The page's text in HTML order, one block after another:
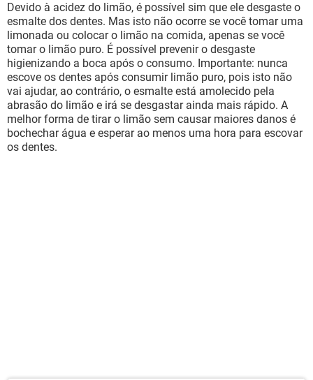
Devido à acidez do limão, é possível sim que ele desgaste o
esmalte dos dentes. Mas isto não ocorre se você tomar uma
limonada ou colocar o limão na comida, apenas se você
tomar o limão puro. É possível prevenir o desgaste
higienizando a boca após o consumo. Importante: nunca
escove os dentes após consumir limão puro, pois isto não
vai ajudar, ao contrário, o esmalte está amolecido pela
abrasão do limão e irá se desgastar ainda mais rápido. A
melhor forma de tirar o limão sem causar maiores danos é
bochechar água e esperar ao menos uma hora para escovar
os dentes.